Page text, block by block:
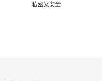
私密又安全